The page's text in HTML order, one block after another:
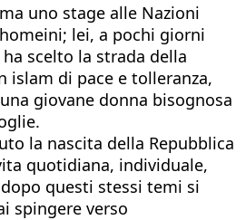
uno stage alle Nazioni
lei, a pochi giorni
scelto la strada della
islam di pace e tolleranza,
giovane donna bisognosa
la nascita della Repubblica
quotidiana, individuale,
questi stessi temi si
spingere verso